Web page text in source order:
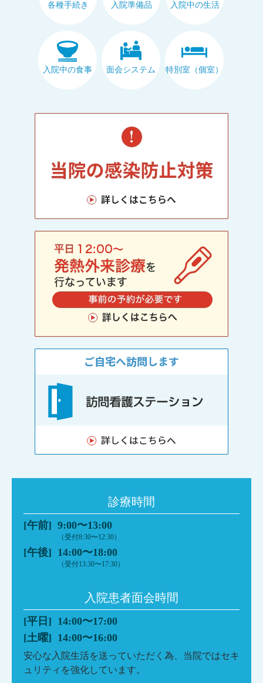
各種手続き 入院準備品 入院中の生活
入院中の食事 面会システム 特別室（個室）
診療時間
[午前] 9:00〜13:00
（受付8:30〜12:30）
[午後] 14:00〜18:00
（受付13:30〜17:30）
入院患者面会時間
[平日] 14:00〜17:00
[土曜] 14:00〜16:00
安心な入院生活を送っていただく為、当院ではセキ
ュリティを強化しています。